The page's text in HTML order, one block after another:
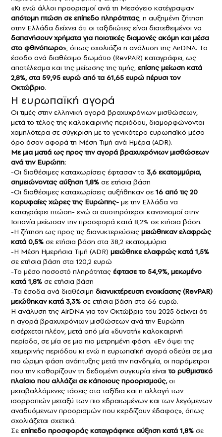
«Κι ενώ άλλοι προορισμοί ανά τη Μεσόγειο κατέγραψαν
απότομη πτώση σε επίπεδο πληρότητας, η αυξημένη ζήτηση
στην Ελλάδα δείχνει ότι οι ταξιδιώτες είναι διατεθειμένοι να
δαπανήσουν χρήματα για ποιοτικές διαμονές ακόμη και μέσα
στο φθινόπωρο», όπως σχολιάζει η ανάλυση της AirDNA. Το
έσοδο ανά διαθέσιμο δωμάτιο (RevPAR) καταγράφει, ως
αποτέλεσμα και της μείωσης της τιμής, επίσης μείωση κατά
2,8%, στα 59,95 ευρώ από τα 61,65 ευρώ πέρυσι τον
Οκτώβριο.
Η ευρωπαϊκή αγορά
Οι τιμές στην ελληνική αγορά βραχυχρόνιων μισθώσεων,
μετά το τέλος της καλοκαιρινής περιόδου, διαμορφώνονται
χαμηλότερα σε σύγκριση με το γενικότερο ευρωπαϊκό μέσο
όρο όσον αφορά τη Μέση Τιμή ανά Ημέρα (ADR).
Με μια ματιά ως προς την αγορά βραχυχρόνιων μισθώσεων
ανά την Ευρώπη:
-Οι διαθέσιμες καταχωρίσεις έφτασαν τα 3,6 εκατομμύρια,
σημειώνοντας αύξηση 1,8% σε ετήσια βάση
-Οι διαθέσιμες καταχωρίσεις αυξήθηκαν σε 16 από τις 20
κορυφαίες χώρες της Ευρώπης- με την Ελλάδα να
καταγράφει πτώση- ενώ οι αυστηρότεροι κανονισμοί στην
Ισπανία μείωσαν την προσφορά κατά 8,2% σε ετήσια βάση.
-Η ζήτηση ως προς τις διανυκτερεύσεις μειώθηκαν ελαφρώς
κατά 0,5% σε ετήσια βάση στα 38,2 εκατομμύρια
-Η Μέση Ημερήσια Τιμή (ADR) μειώθηκε ελαφρώς κατά 1,5%
σε ετήσια βάση στα 120,2 ευρώ
-Το μέσο ποσοστό πληρότητας έφτασε το 54,9%, μειωμένο
κατά 1,8% σε ετήσια βάση
-Τα έσοδα ανά διαθέσιμη διανυκτέρευση ενοικίασης (RevPAR)
μειώθηκαν κατά 3,3% σε ετήσια βάση στα 66 ευρώ.
Η ανάλυση της AirDNA για τον Οκτώβριο του 2025 δείχνει ότι
η αγορά βραχυχρόνιων μισθώσεων ανά την Ευρώπη
εισέρχεται πλέον, μετά από μία «δυνατή» καλοκαιρινή
περίοδο, σε μία σε μια πιο μετρημένη φάση. «Εν όψει της
χειμερινής περιόδου κι ενώ η ευρωπαϊκή αγορά οδεύει σε μια
πιο ώριμη φάση ανάπτυξης μετά την πανδημία, οι παράμετροι
που την καθορίζουν τη δεδομένη συγκυρία είναι το ρυθμιστικό
πλαίσιο που αλλάζει σε κάποιους προορισμούς,οι
μεταβαλλόμενες τάσεις στα ταξίδια και η αλλαγή των
ισορροπιών μεταξύ των πιο εδραιωμένων και των λεγόμενων
αναδυόμενων προορισμών που κερδίζουν έδαφος», όπως
σχολιάζεται σχετικά.
Σε επίπεδο προσφοράς καταγράφηκε αύξηση κατά 1,8% σε